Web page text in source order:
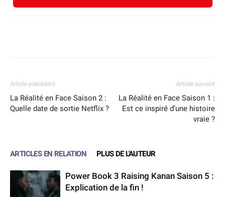
Article précédent
La Réalité en Face Saison 2 :
Quelle date de sortie Netflix ?
Article suivant
La Réalité en Face Saison 1 :
Est ce inspiré d’une histoire
vraie ?
ARTICLES EN RELATION PLUS DE L'AUTEUR
Power Book 3 Raising Kanan Saison 5 :
Explication de la fin !